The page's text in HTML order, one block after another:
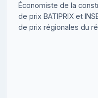
Économiste de la
de prix BATIPRIX et
de prix régionales du